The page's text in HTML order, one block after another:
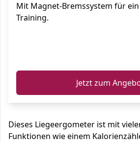
120 kg (Rot)
Mit Magnet-Bremssystem für
Training.
Jetzt zum
Dieses Liegeergometer ist mit
Funktionen wie einem